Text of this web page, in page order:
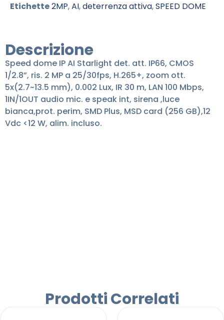
Etichette2MP,AI,deterrenza attiva,SPEED DOME
Descrizione
Speed dome IP AI Starlight det. att. IP66, CMOS
1/2.8”, ris. 2 MP a 25/30fps, H.265+, zoom ott.
5x(2.7~13.5 mm), 0.002 Lux, IR 30 m, LAN 100 Mbps,
1IN/1OUT audio mic. e speak int, sirena ,luce
bianca,prot. perim, SMD Plus, MSD card (256 GB),12
Vdc <12 W, alim. incluso.
Prodotti Correlati